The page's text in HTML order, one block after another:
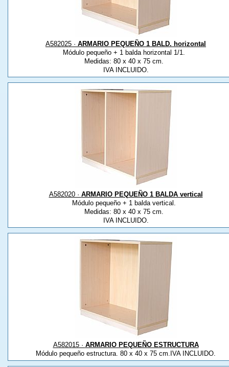
A582025 · ARMARIO PEQUEÑO 1 BALD. horizontal
Módulo pequeño + 1 balda horizontal 1/1.
Medidas: 80 x 40 x 75 cm.
IVA INCLUIDO.
A582020 · ARMARIO PEQUEÑO 1 BALDA vertical
Módulo pequeño + 1 balda vertical.
Medidas: 80 x 40 x 75 cm.
IVA INCLUIDO.
A582015 · ARMARIO PEQUEÑO ESTRUCTURA
Módulo pequeño estructura. 80 x 40 x 75 cm.IVA INCLUIDO.